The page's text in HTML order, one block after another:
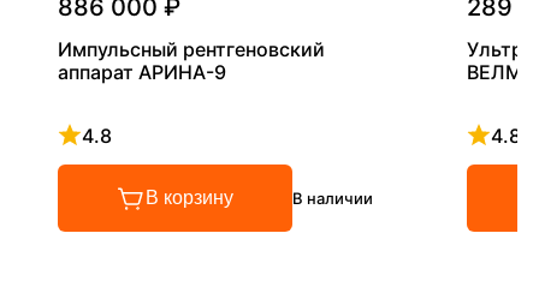
886 000 ₽
Импульсный рентгеновский
аппарат АРИНА-9
4.8
Рейтинг 4.8 из 5
В корзину В наличии
289
4.8